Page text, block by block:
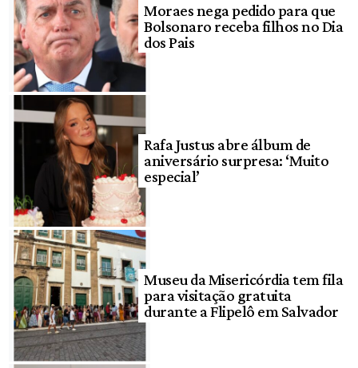
Moraes nega pedido para que
Bolsonaro receba filhos no Dia
dos Pais
Rafa Justus abre álbum de
aniversário surpresa: ‘Muito
especial’
Museu da Misericórdia tem fila
para visitação gratuita
durante a Flipelô em Salvador